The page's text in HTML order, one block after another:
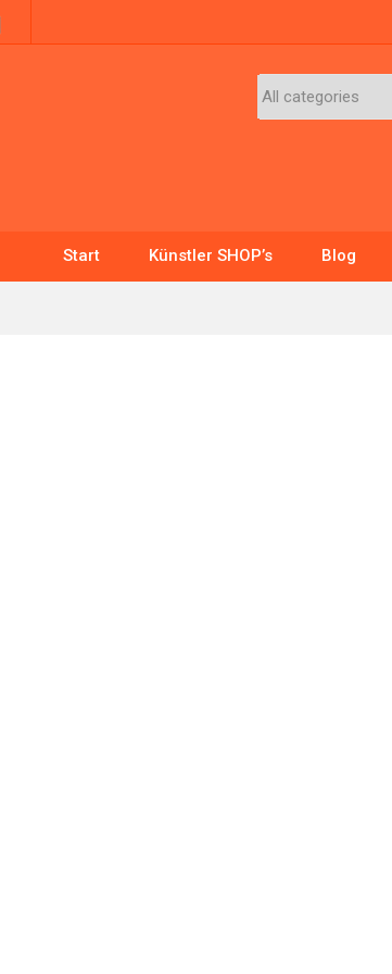
Start Künstler SHOP’s Blog